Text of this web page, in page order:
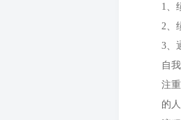
1、
2、
3、
自
注
的